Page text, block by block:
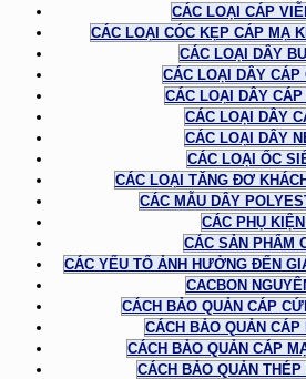
CÁC LOẠI CÁP
CÁC LOẠI CÓC KẸP CÁP MẠ
CÁC LOẠI DÂY
CÁC LOẠI DÂY CÁP
CÁC LOẠI DÂY
CÁC LOẠI DÂY
CÁC LOẠI DÂY
CÁC LOẠI ỐC
CÁC LOẠI TĂNG ĐƠ
CÁC MẪU DÂY
CÁC PHỤ
CÁC SẢN PHẨM
CÁC YẾU TỐ ẢNH HƯỞNG ĐẾN
CACBON
CÁCH BẢO QUẢN CÁP
CÁCH BẢO QUẢN
CÁCH BẢO QUẢN CÁP
CÁCH BẢO QUẢN THÉP